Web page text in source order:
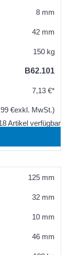
8 mm
42 mm
150 kg
B62.101
7,13 €*
€exkl. MwSt.)
Artikel verfügbar
125 mm
32 mm
10 mm
46 mm